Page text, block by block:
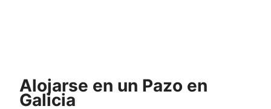
Alojarse en un Pazo en
Galicia